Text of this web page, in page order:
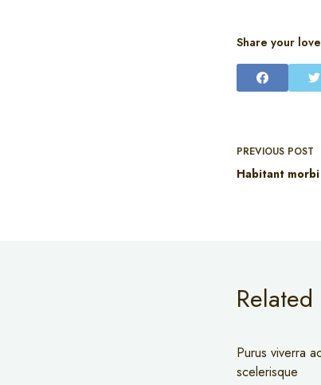
Share your love
PREVIOUS POST
Habitant
Related
Purus viverra
scelerisque